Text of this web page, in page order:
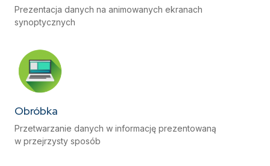
Prezentacja danych na animowanych ekranach
synoptycznych
Obróbka
Przetwarzanie danych w informację prezentowaną
w przejrzysty sposób